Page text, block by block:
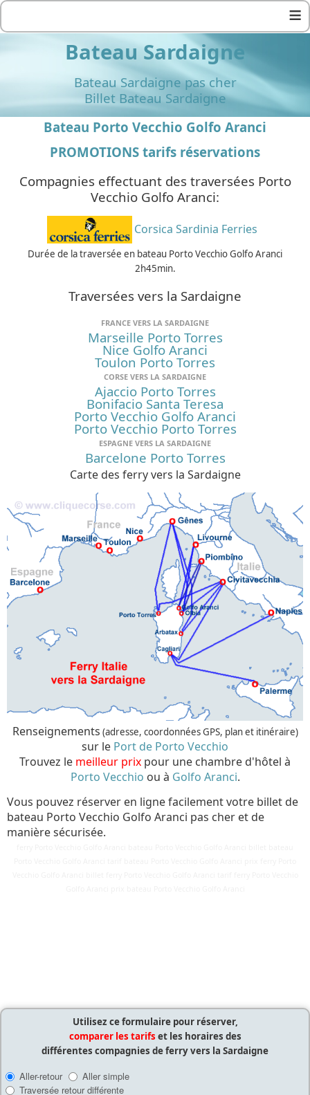
≡
Bateau Sardaigne
Bateau Sardaigne pas cher
Billet Bateau Sardaigne
Bateau Porto Vecchio Golfo Aranci
PROMOTIONS tarifs réservations
Compagnies effectuant des traversées Porto
Vecchio Golfo Aranci:
Corsica Sardinia Ferries
Durée de la traversée en bateau Porto Vecchio Golfo Aranci
2h45min.
Traversées vers la Sardaigne
FRANCE VERS LA SARDAIGNE
Marseille Porto Torres
Nice Golfo Aranci
Toulon Porto Torres
CORSE VERS LA SARDAIGNE
Ajaccio Porto Torres
Bonifacio Santa Teresa
Porto Vecchio Golfo Aranci
Porto Vecchio Porto Torres
ESPAGNE VERS LA SARDAIGNE
Barcelone Porto Torres
Carte des ferry vers la Sardaigne
Renseignements (adresse, coordonnées GPS, plan et itinéraire)
sur le Port de Porto Vecchio
Trouvez le meilleur prix pour une chambre d'hôtel à
Porto Vecchio ou à Golfo Aranci.
Vous pouvez réserver en ligne facilement votre billet de
bateau Porto Vecchio Golfo Aranci pas cher et de
manière sécurisée.
Utilisez ce formulaire pour réserver,
comparer les tarifs et les horaires des
différentes compagnies de ferry vers la Sardaigne